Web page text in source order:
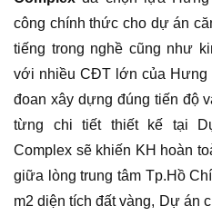
công chính thức cho dự án
tiếng trong nghề cũng như
với nhiều CĐT lớn của Hưng
đoan xây dựng đúng tiến độ
từng chi tiết thiết kế tại
Complex sẽ khiến KH hoàn
giữa lòng trung tâm Tp.Hồ
m2 diện tích đất vàng, Dự án